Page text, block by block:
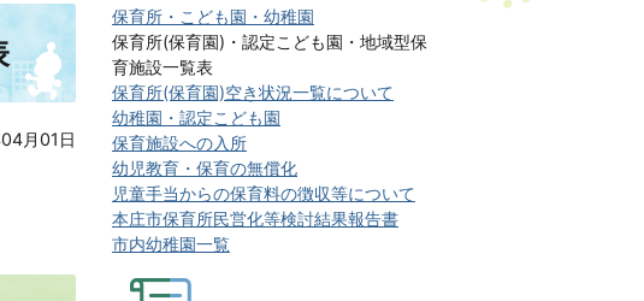
月01日
保育所・こども園・幼稚園
保育所(保育園)・認定こども園・地域型保
育施設一覧表
保育所(保育園)空き状況一覧について
幼稚園・認定こども園
保育施設への入所
幼児教育・保育の無償化
児童手当からの保育料の徴収等について
本庄市保育所民営化等検討結果報告書
市内幼稚園一覧